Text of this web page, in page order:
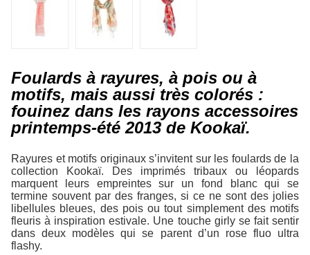
Foulards à rayures, à pois ou à
motifs, mais aussi très colorés :
fouinez dans les rayons accessoires
printemps-été 2013 de Kookaï.
Rayures et motifs originaux s’invitent sur les foulards de la
collection Kookaï. Des imprimés tribaux ou léopards
marquent leurs empreintes sur un fond blanc qui se
termine souvent par des franges, si ce ne sont des jolies
libellules bleues, des pois ou tout simplement des motifs
fleuris à inspiration estivale. Une touche girly se fait sentir
dans deux modèles qui se parent d’un rose fluo ultra
flashy.